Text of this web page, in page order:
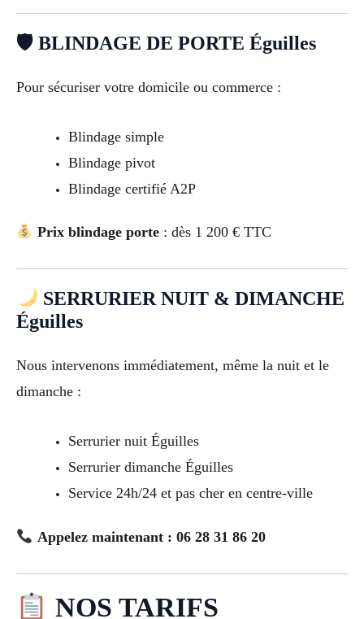
🛡 BLINDAGE DE PORTE Éguilles
Pour sécuriser votre domicile ou commerce :
Blindage simple
Blindage pivot
Blindage certifié A2P
Prix blindage porte: dès 1 200 € TTC
SERRURIER NUIT & DIMANCHE
Éguilles
Nous intervenons immédiatement, même la nuit et le
dimanche :
Serrurier nuit Éguilles
Serrurier dimanche Éguilles
Service 24h/24 et pas cher en centre-ville
Appelez maintenant : 06 28 31 86 20
NOS TARIFS